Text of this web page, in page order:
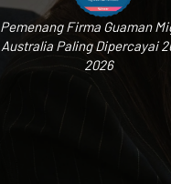
Pemenang Firma Guaman
Australia Paling Dipercayai
2026